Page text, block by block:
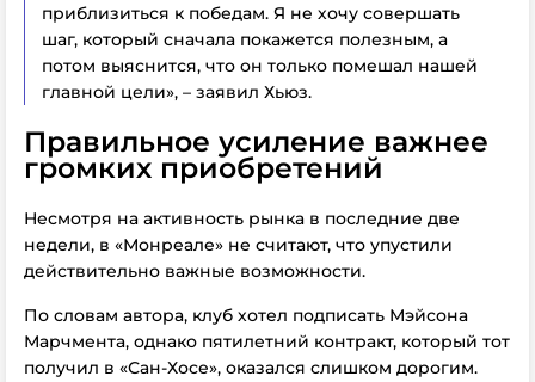
приблизиться к победам. Я не хочу совершать
шаг, который сначала покажется полезным, а
потом выяснится, что он только помешал нашей
главной цели», – заявил Хьюз.
Правильное усиление важнее
громких приобретений
Несмотря на активность рынка в последние две
недели, в «Монреале» не считают, что упустили
действительно важные возможности.
По словам автора, клуб хотел подписать Мэйсона
Марчмента, однако пятилетний контракт, который тот
получил в «Сан-Хосе», оказался слишком дорогим.